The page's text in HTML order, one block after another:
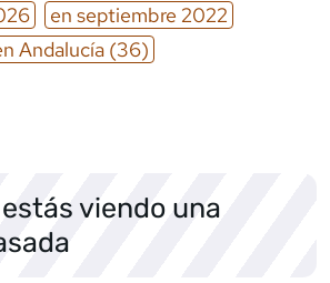
en septiembre 2022
Andalucía (36)
viendo una